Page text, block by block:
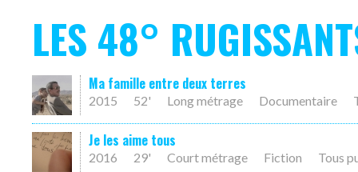
LES 48°
Ma famille entre deux terres
2015 52' Long métrage Documentaire
Je les aime tous
2016 29' Court métrage Fiction Tous